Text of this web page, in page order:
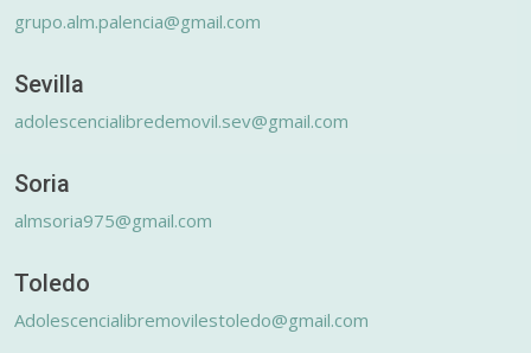
grupo.alm.palencia@gmail.com
Sevilla
adolescencialibredemovil.sev@gmail.com
Soria
almsoria975@gmail.com
Toledo
Adolescencialibremovilestoledo@gmail.com